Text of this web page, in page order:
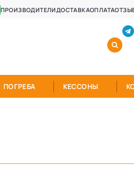
ПРОИЗВОДИТЕЛИДОСТАВКАОПЛАТА
ПОГРЕБА КЕССОНЫ